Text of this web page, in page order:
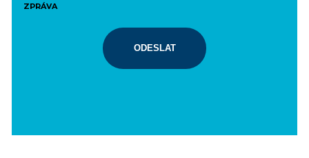
ZPRÁVA
ODESLAT